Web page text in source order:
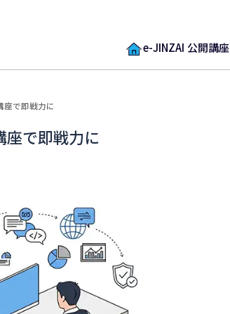
e-JINZAI 公開講座
座で即戦力に
座で即戦力に